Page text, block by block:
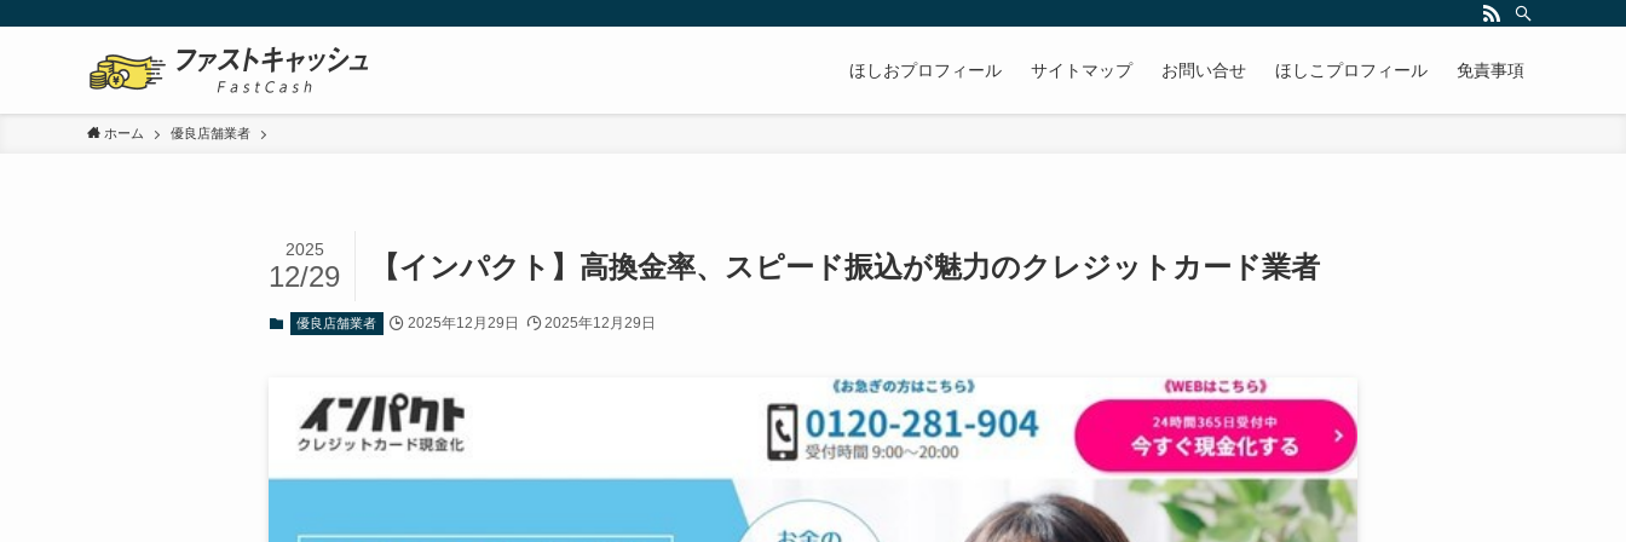
ほしおプロフィール サイトマップ お問い合せ ほしこプロフィール 免責事項
ホーム 優良店舗業者
【インパクト】高換金率、スピード振込が魅力のクレジットカード業者
2025
12/29
優良店舗業者 2025年12月29日 2025年12月29日